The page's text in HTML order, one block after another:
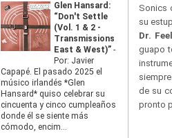
Glen Hansard:
“Don't Settle
(Vol. 1 & 2 -
Transmissions
East & West)” -
Por: Javier
Capapé. El pasado 2025 el
músico irlandés *Glen
Hansard* quiso celebrar su
cincuenta y cinco cumpleaños
donde él se siente más
cómodo, encim...
Sonics
su
Dr.
guapo
de su
pronto